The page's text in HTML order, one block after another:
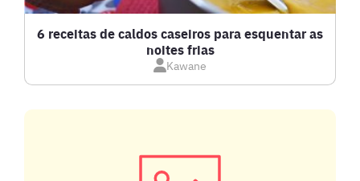
CALDOS
CARNE BOVINA
6 receitas de caldos caseiros para esquentar as
noites frias
Kawane